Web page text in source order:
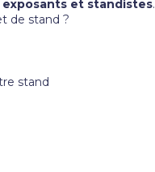
et standistes.
de stand ?
stand